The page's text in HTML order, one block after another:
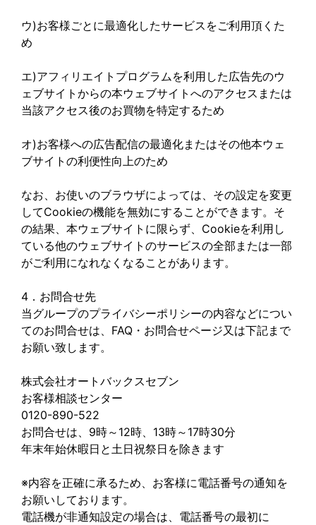
ウ)お客様ごとに最適化したサービスをご利用頂くた
め
エ)アフィリエイトプログラムを利用した広告先のウ
ェブサイトからの本ウェブサイトへのアクセスまたは
当該アクセス後のお買物を特定するため
オ)お客様への広告配信の最適化またはその他本ウェ
ブサイトの利便性向上のため
なお、お使いのブラウザによっては、その設定を変更
してCookieの機能を無効にすることができます。そ
の結果、本ウェブサイトに限らず、Cookieを利用し
ている他のウェブサイトのサービスの全部または一部
がご利用になれなくなることがあります。
4．お問合せ先
当グループのプライバシーポリシーの内容などについ
てのお問合せは、FAQ・お問合せページ又は下記まで
お願い致します。
株式会社オートバックスセブン
お客様相談センター
0120-890-522
お問合せは、9時～12時、13時～17時30分
年末年始休暇日と土日祝祭日を除きます
※内容を正確に承るため、お客様に電話番号の通知を
お願いしております。
電話機が非通知設定の場合は、電話番号の最初に